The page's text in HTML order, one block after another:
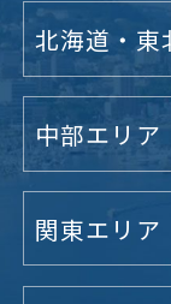
北海道・東
中部エリア
関東エリア